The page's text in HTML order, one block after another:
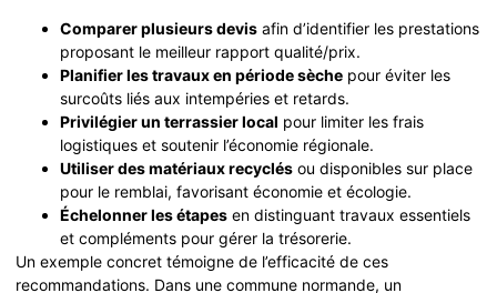
Comparer plusieurs devis afin d’identifier les prestations
proposant le meilleur rapport qualité/prix.
Planifier les travaux en période sèche pour éviter les
surcoûts liés aux intempéries et retards.
Privilégier un terrassier local pour limiter les frais
logistiques et soutenir l’économie régionale.
Utiliser des matériaux recyclés ou disponibles sur place
pour le remblai, favorisant économie et écologie.
Échelonner les étapes en distinguant travaux essentiels
et compléments pour gérer la trésorerie.
Un exemple concret témoigne de l’efficacité de ces
recommandations. Dans une commune normande, un